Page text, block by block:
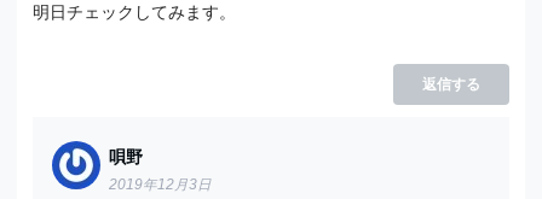
明日チェックしてみます。
返信する
唄野
2019年12月3日